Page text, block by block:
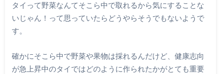
タイって野菜なんてそこら中で取れるから気にすることな
いじゃん！って思っていたらどうやらそうでもないようで
す。
確かにそこら中で野菜や果物は採れるんだけど、健康志向
が急上昇中のタイではどのように作られたかがとても重要